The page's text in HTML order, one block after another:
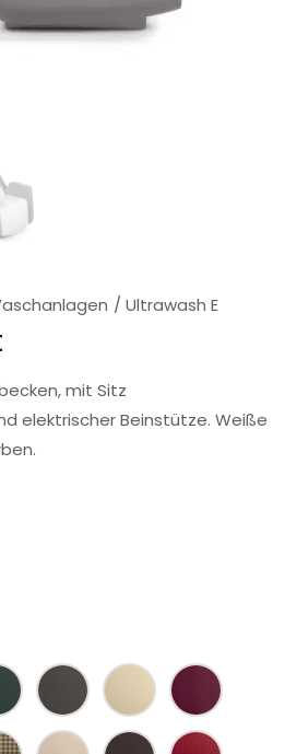
Ultrawash E
mit Sitz
elektrischer Beinstütze. Weiße